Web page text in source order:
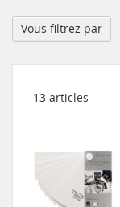
13 articles
Vous filtrez par